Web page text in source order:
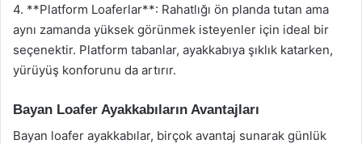
4. **Platform Loaferlar**: Rahatlığı ön planda tutan ama
aynı zamanda yüksek görünmek isteyenler için ideal bir
seçenektir. Platform tabanlar, ayakkabıya şıklık katarken,
yürüyüş konforunu da artırır.
Bayan Loafer Ayakkabıların Avantajları
Bayan loafer ayakkabılar, birçok avantaj sunarak günlük